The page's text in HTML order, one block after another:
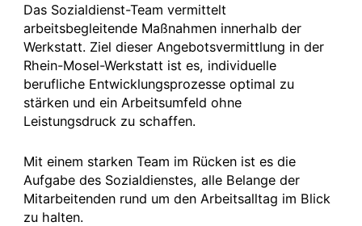
Das Sozialdienst-Team vermittelt
arbeitsbegleitende Maßnahmen innerhalb der
Werkstatt. Ziel dieser Angebotsvermittlung in der
Rhein-Mosel-Werkstatt ist es, individuelle
berufliche Entwicklungsprozesse optimal zu
stärken und ein Arbeitsumfeld ohne
Leistungsdruck zu schaffen.
Mit einem starken Team im Rücken ist es die
Aufgabe des Sozialdienstes, alle Belange der
Mitarbeitenden rund um den Arbeitsalltag im Blick
zu halten.